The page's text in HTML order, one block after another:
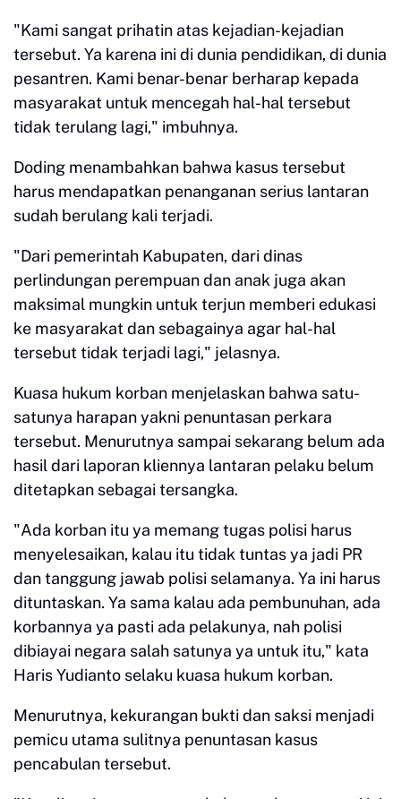
"Kami sangat prihatin atas kejadian-kejadian
tersebut. Ya karena ini di dunia pendidikan, di dunia
pesantren. Kami benar-benar berharap kepada
masyarakat untuk mencegah hal-hal tersebut
tidak terulang lagi," imbuhnya.
Doding menambahkan bahwa kasus tersebut
harus mendapatkan penanganan serius lantaran
sudah berulang kali terjadi.
"Dari pemerintah Kabupaten, dari dinas
perlindungan perempuan dan anak juga akan
maksimal mungkin untuk terjun memberi edukasi
ke masyarakat dan sebagainya agar hal-hal
tersebut tidak terjadi lagi," jelasnya.
Kuasa hukum korban menjelaskan bahwa satu-
satunya harapan yakni penuntasan perkara
tersebut. Menurutnya sampai sekarang belum ada
hasil dari laporan kliennya lantaran pelaku belum
ditetapkan sebagai tersangka.
"Ada korban itu ya memang tugas polisi harus
menyelesaikan, kalau itu tidak tuntas ya jadi PR
dan tanggung jawab polisi selamanya. Ya ini harus
dituntaskan. Ya sama kalau ada pembunuhan, ada
korbannya ya pasti ada pelakunya, nah polisi
dibiayai negara salah satunya ya untuk itu," kata
Haris Yudianto selaku kuasa hukum korban.
Menurutnya, kekurangan bukti dan saksi menjadi
pemicu utama sulitnya penuntasan kasus
pencabulan tersebut.